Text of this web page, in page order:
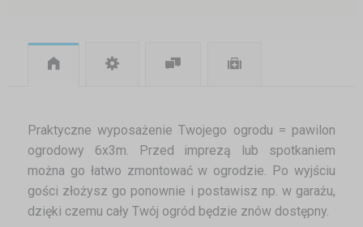
Praktyczne wyposażenie Twojego ogrodu = pawilon
ogrodowy 6x3m. Przed imprezą lub spotkaniem
można go łatwo zmontować w ogrodzie. Po wyjściu
gości złożysz go ponownie i postawisz np. w garażu,
dzięki czemu cały Twój ogród będzie znów dostępny.